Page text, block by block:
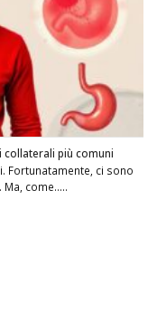
collaterali più comuni
Fortunatamente, ci sono
come.....